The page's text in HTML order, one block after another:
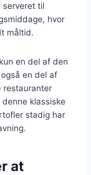
til
hvor
måltid.
en del af den
en del af
restauranter
klassiske
stadig har
at